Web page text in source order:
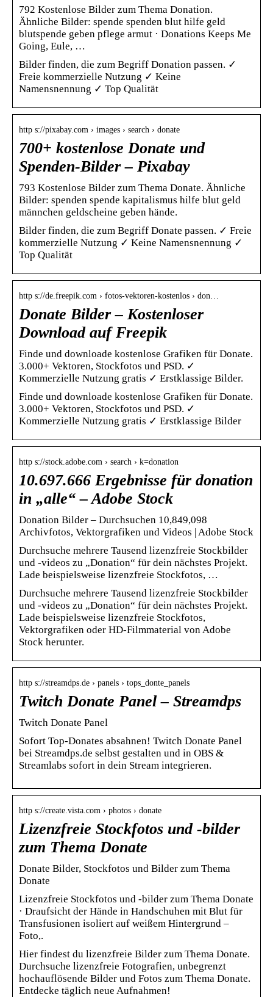
792 Kostenlose Bilder zum Thema Donation.
Ähnliche Bilder: spende spenden blut hilfe geld
blutspende geben pflege armut · Donations Keeps Me
Going, Eule, …
Bilder finden, die zum Begriff Donation passen. ✓
Freie kommerzielle Nutzung ✓ Keine
Namensnennung ✓ Top Qualität
http s://pixabay.com › images › search › donate
700+ kostenlose Donate und
Spenden-Bilder – Pixabay
793 Kostenlose Bilder zum Thema Donate. Ähnliche
Bilder: spenden spende kapitalismus hilfe blut geld
männchen geldscheine geben hände.
Bilder finden, die zum Begriff Donate passen. ✓ Freie
kommerzielle Nutzung ✓ Keine Namensnennung ✓
Top Qualität
http s://de.freepik.com › fotos-vektoren-kostenlos › don…
Donate Bilder – Kostenloser
Download auf Freepik
Finde und downloade kostenlose Grafiken für Donate.
3.000+ Vektoren, Stockfotos und PSD. ✓
Kommerzielle Nutzung gratis ✓ Erstklassige Bilder.
Finde und downloade kostenlose Grafiken für Donate.
3.000+ Vektoren, Stockfotos und PSD. ✓
Kommerzielle Nutzung gratis ✓ Erstklassige Bilder
http s://stock.adobe.com › search › k=donation
10.697.666 Ergebnisse für donation
in „alle“ – Adobe Stock
Donation Bilder – Durchsuchen 10,849,098
Archivfotos, Vektorgrafiken und Videos | Adobe Stock
Durchsuche mehrere Tausend lizenzfreie Stockbilder
und -videos zu „Donation“ für dein nächstes Projekt.
Lade beispielsweise lizenzfreie Stockfotos, …
Durchsuche mehrere Tausend lizenzfreie Stockbilder
und -videos zu „Donation“ für dein nächstes Projekt.
Lade beispielsweise lizenzfreie Stockfotos,
Vektorgrafiken oder HD-Filmmaterial von Adobe
Stock herunter.
http s://streamdps.de › panels › tops_donte_panels
Twitch Donate Panel – Streamdps
Twitch Donate Panel
Sofort Top-Donates absahnen! Twitch Donate Panel
bei Streamdps.de selbst gestalten und in OBS &
Streamlabs sofort in dein Stream integrieren.
http s://create.vista.com › photos › donate
Lizenzfreie Stockfotos und -bilder
zum Thema Donate
Donate Bilder, Stockfotos und Bilder zum Thema
Donate
Lizenzfreie Stockfotos und -bilder zum Thema Donate
· Draufsicht der Hände in Handschuhen mit Blut für
Transfusionen isoliert auf weißem Hintergrund –
Foto,.
Hier findest du lizenzfreie Bilder zum Thema Donate.
Durchsuche lizenzfreie Fotografien, unbegrenzt
hochauflösende Bilder und Fotos zum Thema Donate.
Entdecke täglich neue Aufnahmen!